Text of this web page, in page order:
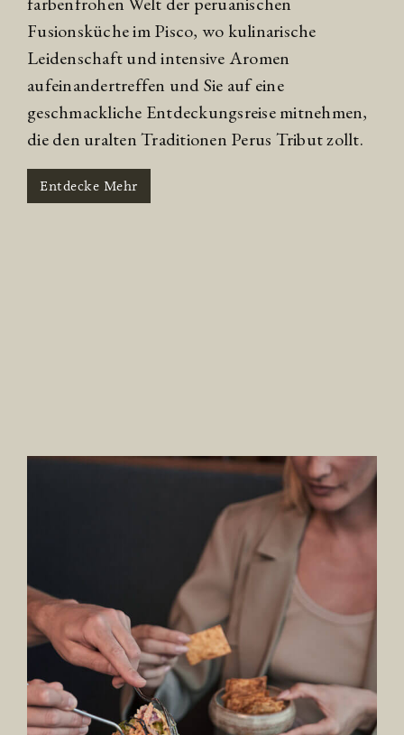
Fusionsküche im Pisco, wo kulinarische
Leidenschaft und intensive Aromen
aufeinandertreffen und Sie auf eine
geschmackliche Entdeckungsreise mitnehmen,
die den uralten Traditionen Perus Tribut zollt.
Entdecke Mehr